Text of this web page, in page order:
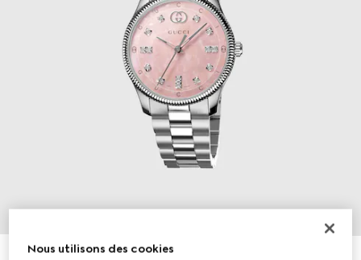
Nous utilisons des cookies